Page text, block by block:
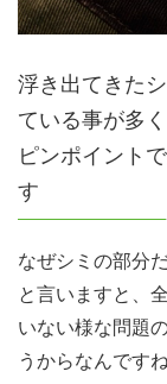
浮き出てきた
ている事が多
ピンポイント
す
なぜシミの部分
と言いますと、
いない様な問題
うからなんですね